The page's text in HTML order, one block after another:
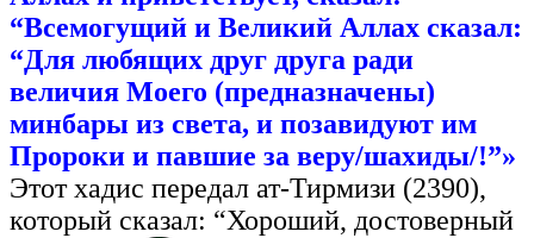
“Всемогущий и Великий Аллах сказал:
“Для любящих друг друга ради
величия Моего (предназначены)
минбары из света, и позавидуют им
Пророки и павшие за веру/шахиды/!”»
Этот хадис передал ат-Тирмизи (2390),
который сказал: “Хороший, достоверный